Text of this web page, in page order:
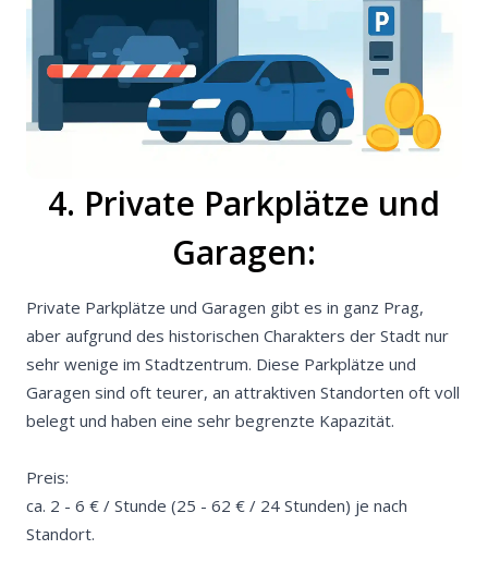
4. Private Parkplätze und
Garagen:
Private Parkplätze und Garagen gibt es in ganz Prag,
aber aufgrund des historischen Charakters der Stadt nur
sehr wenige im Stadtzentrum. Diese Parkplätze und
Garagen sind oft teurer, an attraktiven Standorten oft voll
belegt und haben eine sehr begrenzte Kapazität.
Preis:
ca. 2 - 6 € / Stunde (25 - 62 € / 24 Stunden) je nach
Standort.